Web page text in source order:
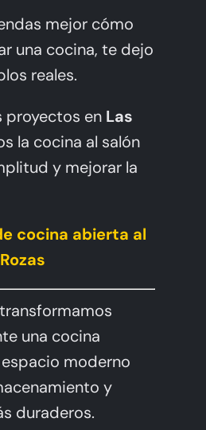
mejor cómo
una cocina, te dejo
reales.
proyectos en Las
la cocina al salón
y mejorar la
cocina abierta al
una cocina
moderno
y
duraderos.